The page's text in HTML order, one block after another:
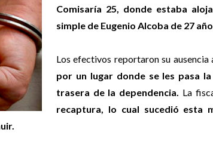
Comisaría 25, donde estaba
simple de Eugenio Alcoba de 27
Los efectivos reportaron su
por un lugar donde se les pasa
trasera de la dependencia.
La
recaptura, lo cual sucedió esta